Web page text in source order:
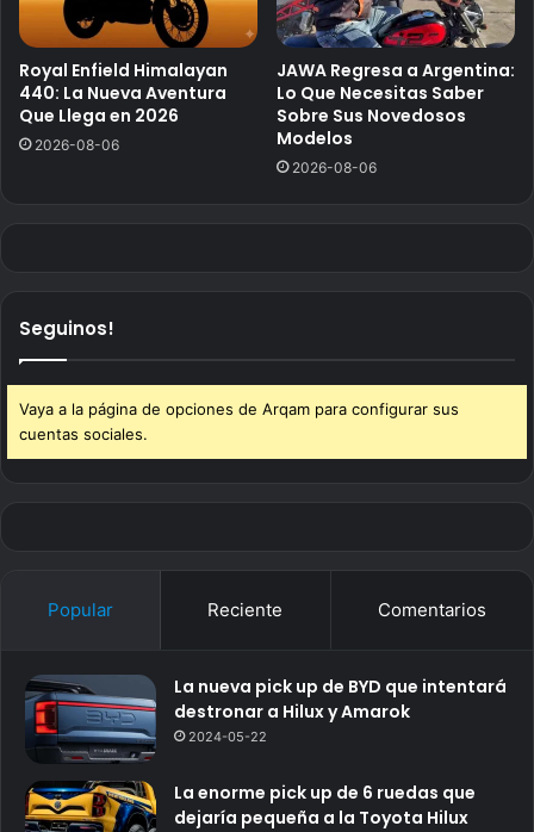
Royal Enfield Himalayan
440: La Nueva Aventura
Que Llega en 2026
2026-08-06
JAWA Regresa a Argentina:
Lo Que Necesitas Saber
Sobre Sus Novedosos
Modelos
2026-08-06
Seguinos!
Vaya a la página de opciones de Arqam para configurar sus
cuentas sociales.
Popular Reciente Comentarios
La nueva pick up de BYD que intentará
destronar a Hilux y Amarok
2024-05-22
La enorme pick up de 6 ruedas que
dejaría pequeña a la Toyota Hilux